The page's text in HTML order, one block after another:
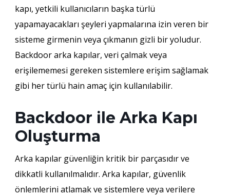
kapı, yetkili kullanıcıların başka türlü
yapamayacakları şeyleri yapmalarına izin veren bir
sisteme girmenin veya çıkmanın gizli bir yoludur.
Backdoor arka kapılar, veri çalmak veya
erişilememesi gereken sistemlere erişim sağlamak
gibi her türlü hain amaç için kullanılabilir.
Backdoor ile Arka Kapı
Oluşturma
Arka kapılar güvenliğin kritik bir parçasıdır ve
dikkatli kullanılmalıdır. Arka kapılar, güvenlik
önlemlerini atlamak ve sistemlere veya verilere